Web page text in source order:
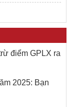
điểm GPLX ra
2025: Bạn